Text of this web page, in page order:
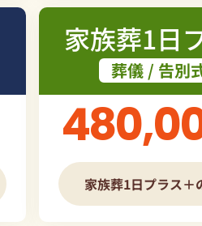
家族葬1日
葬儀 / 告別
家族葬1日プラス＋